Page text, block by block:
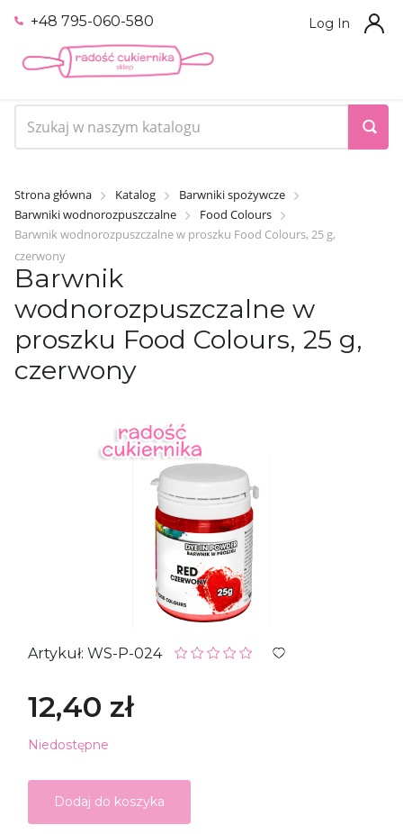
+48 795-060-580 Log In
Strona główna Katalog
Barwniki spożywcze
Barwniki wodnorozpuszczalne
Food Colours
Barwnik wodnorozpuszczalne w proszku Food Colours, 25 g,
czerwony
Barwnik
wodnorozpuszczalne w
proszku Food Colours, 25 g,
czerwony
Artykuł: WS-P-024
12,40 zł
Niedostępne
Dodaj do koszyka